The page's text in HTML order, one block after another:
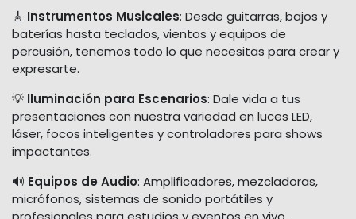
🎸 Instrumentos Musicales: Desde guitarras, bajos y
baterías hasta teclados, vientos y equipos de
percusión, tenemos todo lo que necesitas para crear y
expresarte.
💡 Iluminación para Escenarios: Dale vida a tus
presentaciones con nuestra variedad en luces LED,
láser, focos inteligentes y controladores para shows
impactantes.
🔊 Equipos de Audio: Amplificadores, mezcladoras,
micrófonos, sistemas de sonido portátiles y